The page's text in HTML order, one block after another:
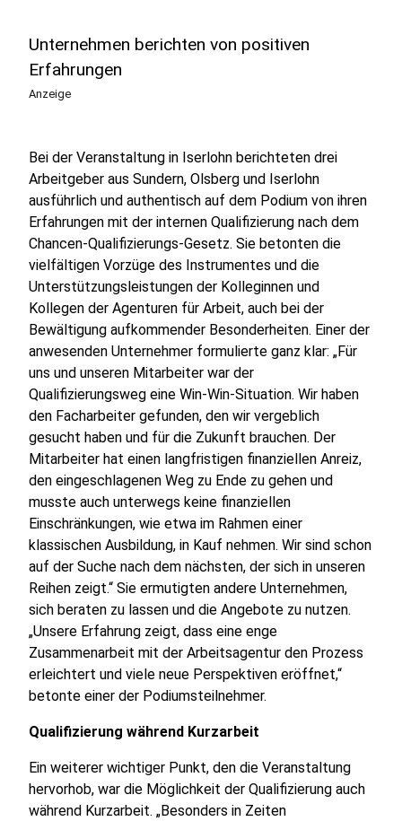
Unternehmen berichten von positiven
Erfahrungen
Anzeige
Bei der Veranstaltung in Iserlohn berichteten drei
Arbeitgeber aus Sundern, Olsberg und Iserlohn
ausführlich und authentisch auf dem Podium von ihren
Erfahrungen mit der internen Qualifizierung nach dem
Chancen-Qualifizierungs-Gesetz. Sie betonten die
vielfältigen Vorzüge des Instrumentes und die
Unterstützungsleistungen der Kolleginnen und
Kollegen der Agenturen für Arbeit, auch bei der
Bewältigung aufkommender Besonderheiten. Einer der
anwesenden Unternehmer formulierte ganz klar: „Für
uns und unseren Mitarbeiter war der
Qualifizierungsweg eine Win-Win-Situation. Wir haben
den Facharbeiter gefunden, den wir vergeblich
gesucht haben und für die Zukunft brauchen. Der
Mitarbeiter hat einen langfristigen finanziellen Anreiz,
den eingeschlagenen Weg zu Ende zu gehen und
musste auch unterwegs keine finanziellen
Einschränkungen, wie etwa im Rahmen einer
klassischen Ausbildung, in Kauf nehmen. Wir sind schon
auf der Suche nach dem nächsten, der sich in unseren
Reihen zeigt.“ Sie ermutigten andere Unternehmen,
sich beraten zu lassen und die Angebote zu nutzen.
„Unsere Erfahrung zeigt, dass eine enge
Zusammenarbeit mit der Arbeitsagentur den Prozess
erleichtert und viele neue Perspektiven eröffnet,“
betonte einer der Podiumsteilnehmer.
Qualifizierung während Kurzarbeit
Ein weiterer wichtiger Punkt, den die Veranstaltung
hervorhob, war die Möglichkeit der Qualifizierung auch
während Kurzarbeit. „Besonders in Zeiten